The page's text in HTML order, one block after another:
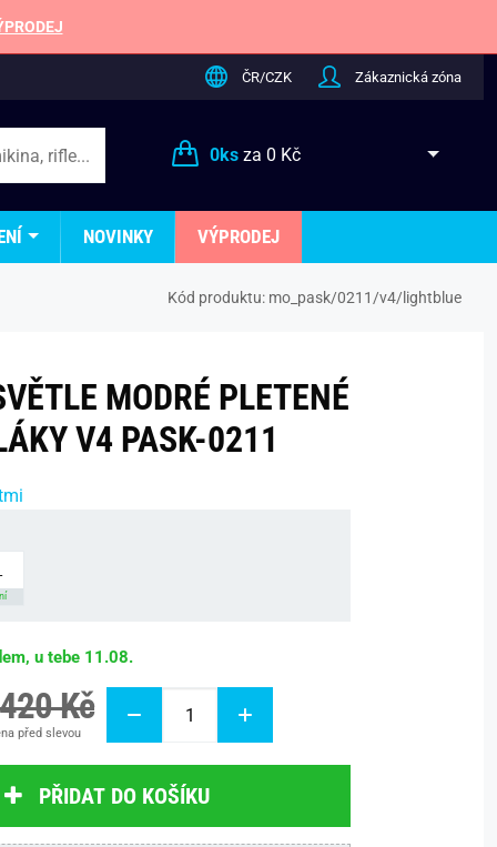
ČR/CZK Zákaznická zóna
0ksza 0 Kč
NOVINKY VÝPRODEJ
Kód produktu: mo_pask/0211/v4/lightblue
MODRÉ PLETENÉ
V4 PASK-0211
u tebe 11.08.
Kč
před slevou
PŘIDAT DO KOŠÍKU